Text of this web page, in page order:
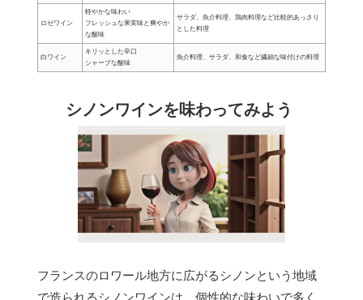
ロゼワイン
軽やかな味わい
フレッシュな果実味と爽やか
な酸味
サラダ、魚介料理、鶏肉料理など比較的あっさり
とした料理
白ワイン
キリッとした辛口
シャープな酸味
魚介料理、サラダ、和食など繊細な味付けの料理
シノンワインを味わってみよう
フランスのロワール地方に広がるシノンという地域
で造られるシノンワインは、個性的な味わいで多く